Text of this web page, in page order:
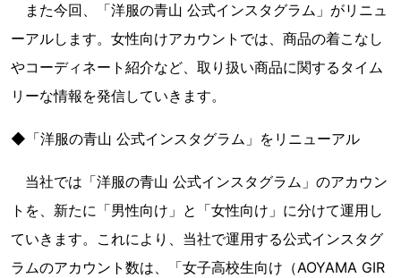
また今回、「洋服の青山 公式インスタグラム」がリニュ
ーアルします。女性向けアカウントでは、商品の着こなし
やコーディネート紹介など、取り扱い商品に関するタイム
リーな情報を発信していきます。
◆「洋服の青山 公式インスタグラム」をリニューアル
当社では「洋服の青山 公式インスタグラム」のアカウン
トを、新たに「男性向け」と「女性向け」に分けて運用し
ていきます。これにより、当社で運用する公式インスタグ
ラムのアカウント数は、「女子高校生向け（AOYAMA GIR